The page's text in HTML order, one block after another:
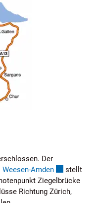
Der
AmdenExterner
stellt
Ziegelbrücke
Richtung Zürich,